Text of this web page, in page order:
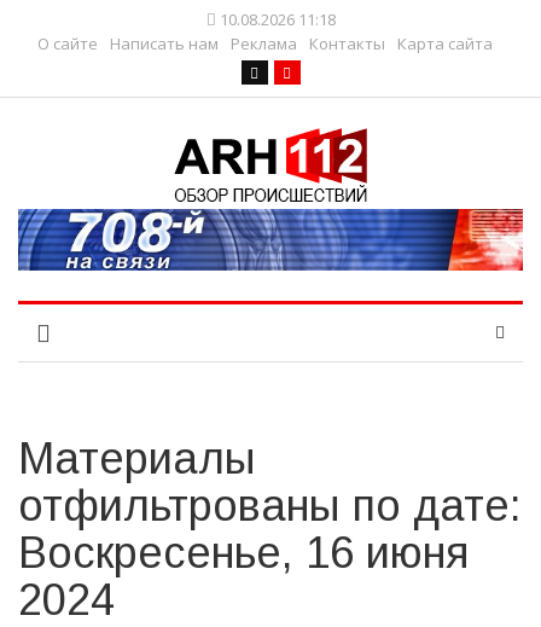
10.08.2026 11:18
О сайте
Написать нам Реклама Контакты Карта сайта
Материалы
отфильтрованы по дате:
Воскресенье, 16 июня
2024